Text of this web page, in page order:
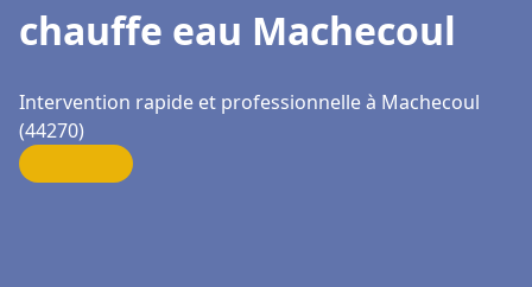
chauffe eau Machecoul
Intervention rapide et professionnelle à Machecoul
(44270)